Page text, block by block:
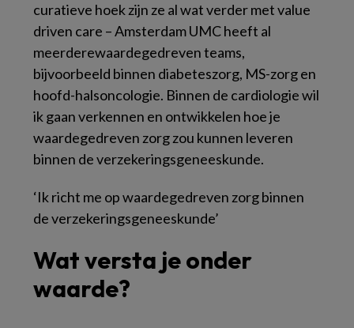
curatieve hoek zijn ze al wat verder metvalue
driven care – Amsterdam UMC heeft al
meerderewaardegedreven teams,
bijvoorbeeld binnen diabeteszorg, MS-zorg en
hoofd-halsoncologie. Binnen de cardiologie wil
ik gaan verkennen en ontwikkelen hoe je
waardegedreven zorg zou kunnen leveren
binnen de verzekeringsgeneeskunde.
‘Ik richt me op waardegedreven zorg binnen
de verzekeringsgeneeskunde’
Wat versta je onder
waarde?